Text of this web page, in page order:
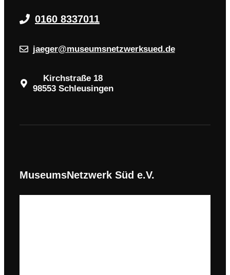
0160 8337011
jaeger@museumsnetzwerksued.de
Kirchstraße 18
98553 Schleusingen
MuseumsNetzwerk Süd e.V.